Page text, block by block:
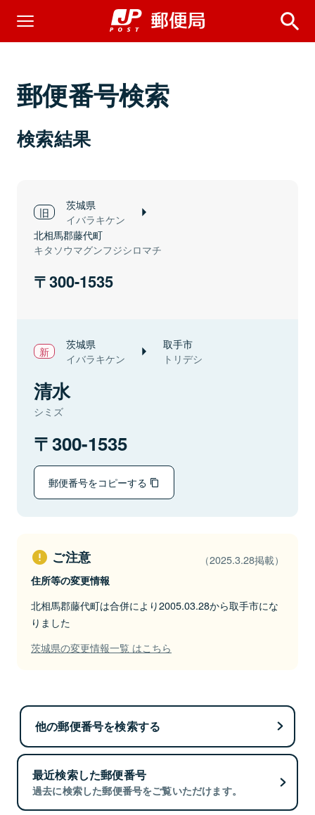
郵便番号検索
検索結果
茨城県
イバラキケン
北相馬郡藤代町
キタソウマグンフジシロマチ
300-1535
茨城県
イバラキケン
取手市
トリデシ
清水
シミズ
300-1535
郵便番号をコピーする
ご注意 （2025.3.28掲載）
住所等の変更情報
北相馬郡藤代町は合併により2005.03.28から取手市にな
りました
茨城県の変更情報一覧 はこちら
他の郵便番号を検索する
最近検索した郵便番号
過去に検索した郵便番号をご覧いただけます。